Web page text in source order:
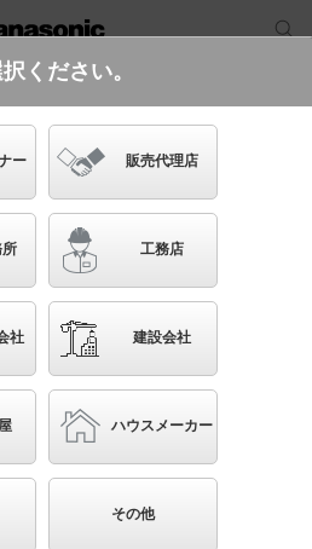
密SB形ダウンライト（埋込穴が同
1/4
生産終了予定品を省く
ください。
ー 販売代理店
工務店
社 建設会社
ハウスメーカー
その他